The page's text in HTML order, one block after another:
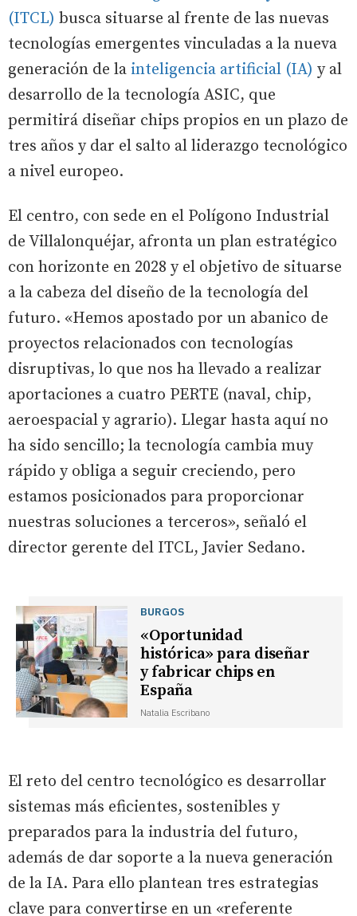
(ITCL) busca situarse al frente de las nuevas
tecnologías emergentes vinculadas a la nueva
generación de la inteligencia artificial (IA) y al
desarrollo de la tecnología ASIC, que
permitirá diseñar chips propios en un plazo de
tres años y dar el salto al liderazgo tecnológico
a nivel europeo.
El centro, con sede en el Polígono Industrial
de Villalonquéjar, afronta un plan estratégico
con horizonte en 2028 y el objetivo de situarse
a la cabeza del diseño de la tecnología del
futuro. «Hemos apostado por un abanico de
proyectos relacionados con tecnologías
disruptivas, lo que nos ha llevado a realizar
aportaciones a cuatro PERTE (naval, chip,
aeroespacial y agrario). Llegar hasta aquí no
ha sido sencillo; la tecnología cambia muy
rápido y obliga a seguir creciendo, pero
estamos posicionados para proporcionar
nuestras soluciones a terceros», señaló el
director gerente del ITCL, Javier Sedano.
BURGOS
«Oportunidad
histórica» para diseñar
y fabricar chips en
España
Natalia Escribano
El reto del centro tecnológico es desarrollar
sistemas más eficientes, sostenibles y
preparados para la industria del futuro,
además de dar soporte a la nueva generación
de la IA. Para ello plantean tres estrategias
clave para convertirse en un «referente